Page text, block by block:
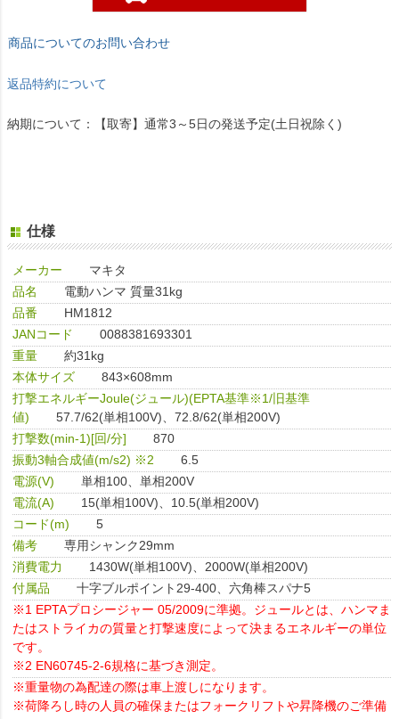
商品についてのお問い合わせ
返品特約について
納期について：【取寄】通常3～5日の発送予定(土日祝除く)
仕様
メーカー
マキタ
品名
電動ハンマ 質量31kg
品番
HM1812
JANコード
0088381693301
重量
約31kg
本体サイズ
843×608mm
打撃エネルギーJoule(ジュール)(EPTA基準※1/旧基準
値)
57.7/62(単相100V)、72.8/62(単相200V)
打撃数(min-1)[回/分]
870
振動3軸合成値(m/s2) ※2
6.5
電源(V)
単相100、単相200V
電流(A)
15(単相100V)、10.5(単相200V)
コード(m)
5
備考
専用シャンク29mm
消費電力
1430W(単相100V)、2000W(単相200V)
付属品
十字ブルポイント29-400、六角棒スパナ5
※1 EPTAプロシージャー 05/2009に準拠。ジュールとは、ハンマま
たはストライカの質量と打撃速度によって決まるエネルギーの単位
です。
※2 EN60745-2-6規格に基づき測定。
※重量物の為配達の際は車上渡しになります。
※荷降ろし時の人員の確保またはフォークリフトや昇降機のご準備